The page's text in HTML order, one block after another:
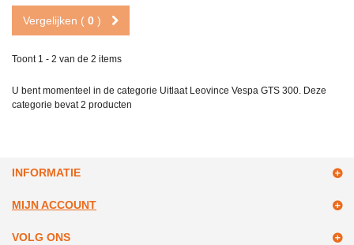
Vergelijken ( 0 )
Toont 1 - 2 van de 2 items
U bent momenteel in de categorie Uitlaat Leovince Vespa GTS 300. Deze
categorie bevat2 producten
INFORMATIE
MIJN ACCOUNT
VOLG ONS